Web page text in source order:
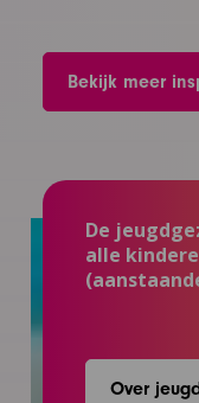
Bekijk meer
De
alle
Over